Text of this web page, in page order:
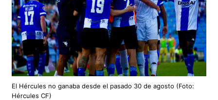
El Hércules no ganaba desde el pasado 30 de agosto (Foto:
Hércules CF)